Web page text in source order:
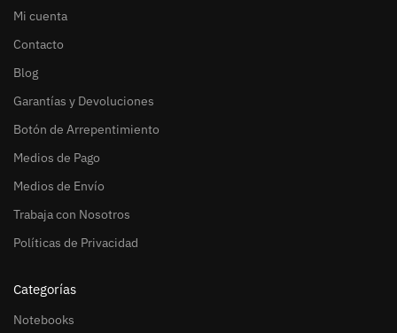
Mi cuenta
Contacto
Blog
Garantías y Devoluciones
Botón de Arrepentimiento
Medios de Pago
Medios de Envío
Trabaja con Nosotros
Políticas de Privacidad
Categorías
Notebooks